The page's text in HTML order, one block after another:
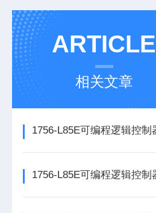
ARTICLE
相关文章